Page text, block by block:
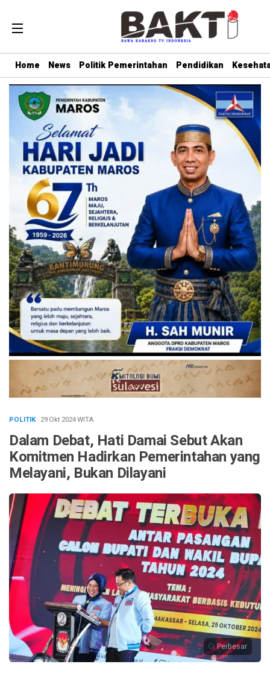
Home News Politik Pemerintahan Pendidikan
POLITIK· 29 Okt 2024WITA
Dalam Debat, Hati Damai Sebut Akan
Komitmen Hadirkan Pemerintahan yang
Melayani, Bukan Dilayani
Perbesar